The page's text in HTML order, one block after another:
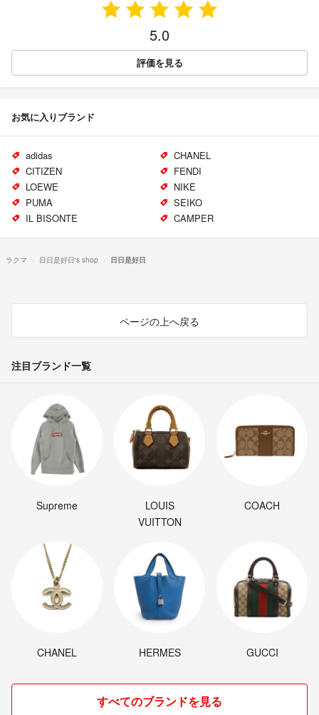
5.0
評価を見る
お気に入りブランド
adidas
CHANEL
CITIZEN
FENDI
LOEWE
NIKE
PUMA
SEIKO
IL BISONTE
CAMPER
ラクマ 日日是好日's shop 日日是好日
ページの上へ戻る
注目ブランド一覧
Supreme
LOUIS
VUITTON
COACH
CHANEL HERMES GUCCI
すべてのブランドを見る